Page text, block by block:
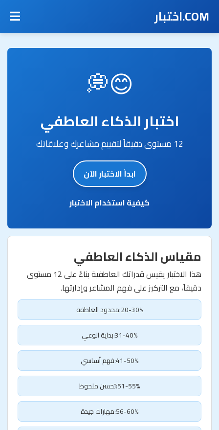
COM.اختبار
😊💭
اختبار الذكاء العاطفي
12 مستوى دقيقاً لتقييم مشاعرك وعلاقاتك
ابدأ الاختبار الآن
كيفية استخدام الاختبار
مقياس الذكاء العاطفي
هذا الاختبار يقيس قدراتك العاطفية بناءً على 12 مستوى
دقيقاً، مع التركيز على فهم المشاعر وإدارتها.
20-30%:محدود العاطفة
31-40%:بداية الوعي
41-50%:فهم أساسي
51-55%:تحسن ملحوظ
56-60%:مهارات جيدة